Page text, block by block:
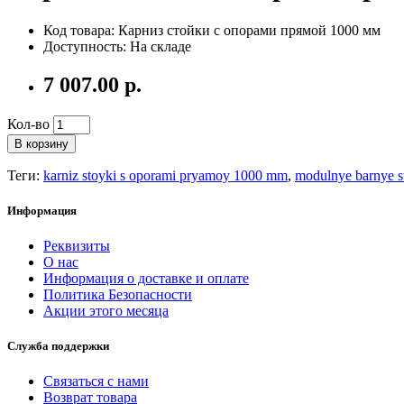
Код товара: Карниз стойки с опорами прямой 1000 мм
Доступность: На складе
7 007.00 р.
Кол-во
В корзину
Теги: karniz stoyki s oporami pryamoy 1000 mm, modulnye barnye
Информация
Реквизиты
О нас
Информация о доставке и оплате
Политика Безопасности
Акции этого месяца
Служба поддержки
Связаться с нами
Возврат товара